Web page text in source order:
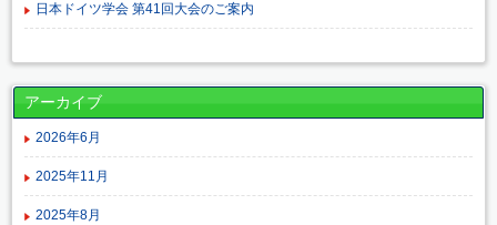
日本ドイツ学会 第41回大会のご案内
アーカイブ
2026年6月
2025年11月
2025年8月